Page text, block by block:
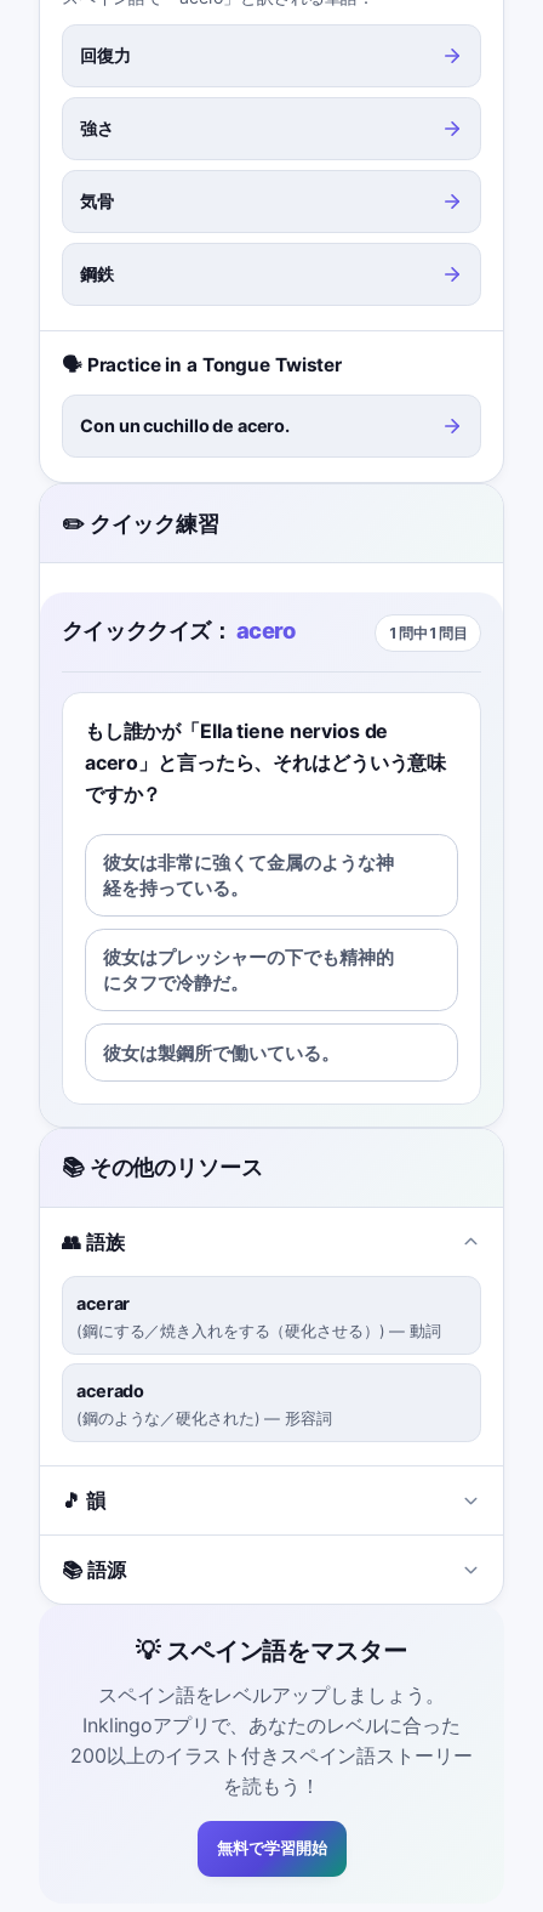
回復力
強さ
気骨
鋼鉄
🗣️ Practice in a Tongue Twister
Con un cuchillo de acero.
✏️ クイック練習
クイッククイズ： acero 1問中1問目
もし誰かが「Ella tiene nervios de
acero」と言ったら、それはどういう意味
ですか？
彼女は非常に強くて金属のような神
経を持っている。
彼女はプレッシャーの下でも精神的
にタフで冷静だ。
彼女は製鋼所で働いている。
📚 その他のリソース
👥 語族
acerar
(鋼にする／焼き入れをする（硬化させる） ) —動詞
acerado
(鋼のような／硬化された) —形容詞
🎵 韻
📚 語源
💡 スペイン語をマスター
スペイン語をレベルアップしましょう。
Inklingoアプリで、あなたのレベルに合った
200以上のイラスト付きスペイン語ストーリー
を読もう！
無料で学習開始